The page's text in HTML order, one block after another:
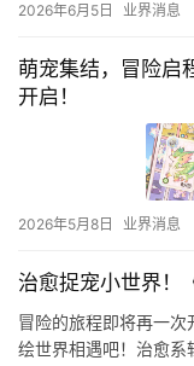
2026年6月5日 业界消息
萌宠集结，冒险启
开启！
2026年5月8日 业界消息
治愈捉宠小世界！
冒险的旅程即将再一
绘世界相遇吧！治愈系